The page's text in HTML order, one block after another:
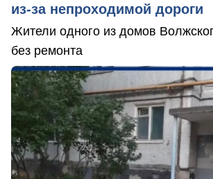
из‑за непроходимой дороги
Жители одного из домов
без ремонта